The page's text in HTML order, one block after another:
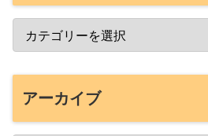
アーカイブ